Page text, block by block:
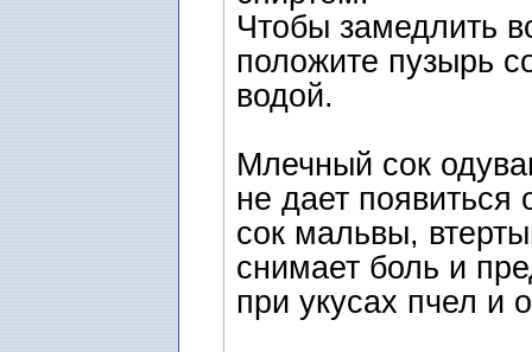
Чтобы замедлить
положите пузырь
водой.
Млечный сок
не дает появиться
сок мальвы,
снимает боль и
при укусах пчел и